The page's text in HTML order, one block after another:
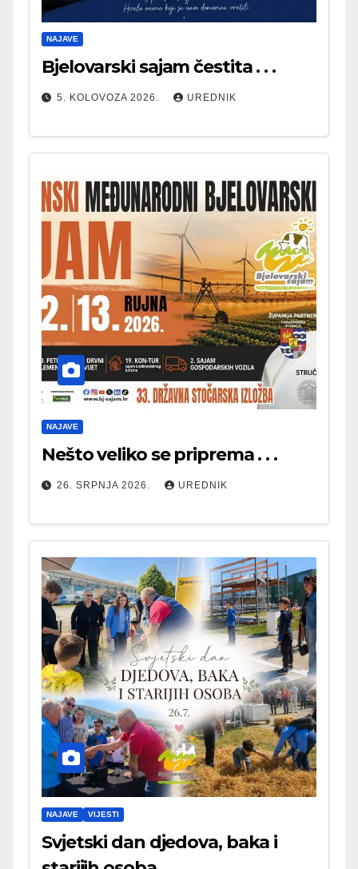
NAJAVE
Bjelovarski sajam čestita . . .
5. KOLOVOZA 2026. UREDNIK
NAJAVE
Nešto veliko se priprema . . .
26. SRPNJA 2026. UREDNIK
NAJAVE VIJESTI
Svjetski dan djedova, baka i